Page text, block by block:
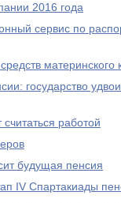
2016 года
сервис по
материнского
государство
работой
будущая пенсия
IV Спартакиады